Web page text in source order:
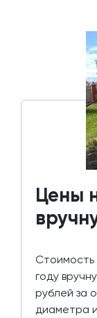
Цены
Стоимость
году
рублей за
диаметра